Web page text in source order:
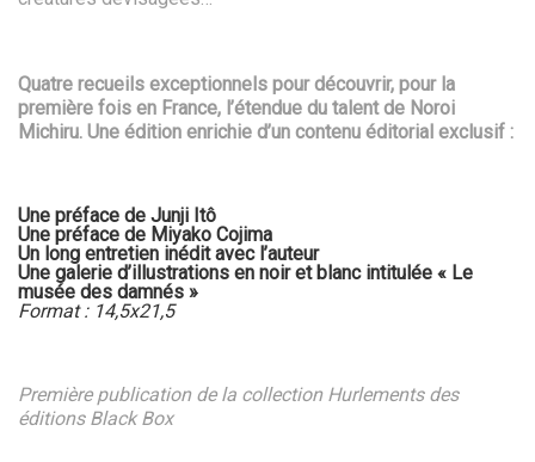
Quatre recueils exceptionnels pour découvrir, pour la
première fois en France, l’étendue du talent de Noroi
Michiru. Une édition enrichie d’un contenu éditorial exclusif :
Une préface de Junji Itô
Une préface de Miyako Cojima
Un long entretien inédit avec l’auteur
Une galerie d’illustrations en noir et blanc intitulée « Le
musée des damnés »
Format : 14,5x21,5
Première publication de la collection Hurlements des
éditions Black Box